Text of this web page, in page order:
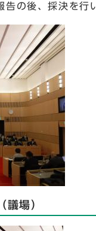
の後、採決を行
議場）